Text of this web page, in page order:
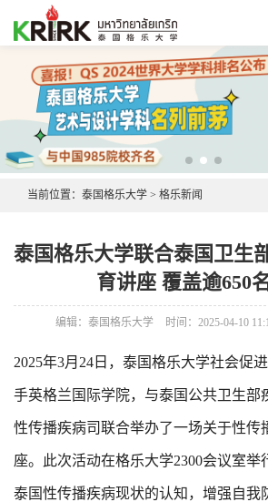
当前位置： 泰国格乐大学 > 格乐新闻
泰国格乐大学联合泰国卫生
育讲座 覆盖逾650
编辑：泰国格乐大学 时间：2025-04-10
2025年3月24日，泰国格乐大学社会促
手英格兰国际学院，与泰国公共卫生部
性传播疾病司联合举办了一场关于性传
座。此次活动在格乐大学2300会议室举
泰国性传播疾病现状的认知，增强自我